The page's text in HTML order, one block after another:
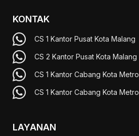
KONTAK
CS 1 Kantor Pusat Kota Malang
CS 2 Kantor Pusat Kota Malang
CS 1 Kantor Cabang Kota Metro
CS 1 Kantor Cabang Kota Metro
LAYANAN